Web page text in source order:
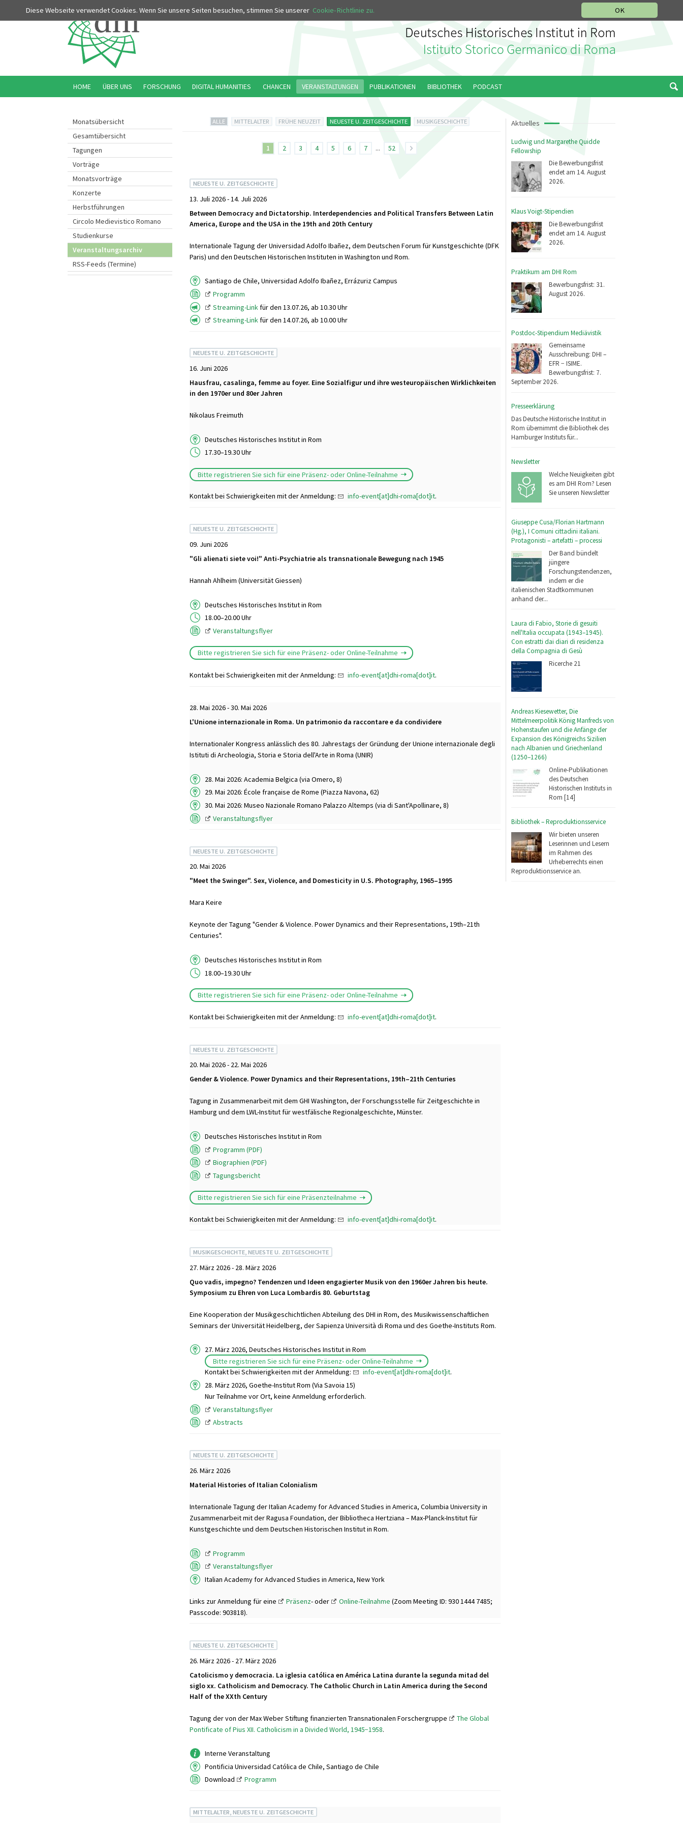
OK
Diese Webseite verwendet Cookies. Wenn Sie unsere Seiten besuchen, stimmen Sie unserer Cookie-Richtlinie zu.
Monatsübersicht
Gesamtübersicht
Tagungen
Vorträge
Monatsvorträge
Konzerte
Herbstführungen
Circolo Medievistico Romano
Studienkurse
Veranstaltungsarchiv
RSS-Feeds (Termine)
Aktuelles
Ludwig und Margarethe Quidde
Fellowship
Die Bewerbungsfrist
endet am 14. August
2026.
Klaus Voigt-Stipendien
Die Bewerbungsfrist
endet am 14. August
2026.
Praktikum am DHI Rom
Bewerbungsfrist: 31.
August 2026.
Postdoc-Stipendium Mediävistik
Gemeinsame
Ausschreibung: DHI –
EFR − ISIME.
Bewerbungsfrist: 7.
September 2026.
Presseerklärung
Das Deutsche Historische Institut in
Rom übernimmt die Bibliothek des
Hamburger Instituts für...
Newsletter
Welche Neuigkeiten gibt
es am DHI Rom? Lesen
Sie unseren Newsletter
Giuseppe Cusa/Florian Hartmann
(Hg.), I Comuni cittadini italiani.
Protagonisti – artefatti – processi
Der Band bündelt
jüngere
Forschungstendenzen,
indem er die
italienischen Stadtkommunen
anhand der...
Laura di Fabio, Storie di gesuiti
nell'Italia occupata (1943–1945).
Con estratti dai diari di residenza
della Compagnia di Gesù
Ricerche 21
Andreas Kiesewetter, Die
Mittelmeerpolitik König Manfreds von
Hohenstaufen und die Anfänge der
Expansion des Königreichs Sizilien
nach Albanien und Griechenland
(1250–1266)
Online-Publikationen
des Deutschen
Historischen Instituts in
Rom [14]
Bibliothek – Reproduktionsservice
Wir bieten unseren
Leserinnen und Lesern
im Rahmen des
Urheberrechts einen
Reproduktionsservice an.
ALLE MITTELALTER FRÜHE NEUZEIT NEUESTE U. ZEITGESCHICHTE MUSIKGESCHICHTE
1 2 3 4 5 6 7 ... 52
NEUESTE U. ZEITGESCHICHTE
13. Juli 2026 - 14. Juli 2026
Between Democracy and Dictatorship. Interdependencies and Political Transfers Between Latin
America, Europe and the USA in the 19th and 20th Century
Internationale Tagung der Universidad Adolfo Ibañez, dem Deutschen Forum für Kunstgeschichte (DFK
Paris) und den Deutschen Historischen Instituten in Washington und Rom.
Santiago de Chile, Universidad Adolfo Ibañez, Errázuriz Campus
Programm
Streaming-Linkfür den 13.07.26, ab 10.30 Uhr
Streaming-Linkfür den 14.07.26, ab 10.00 Uhr
NEUESTE U. ZEITGESCHICHTE
16. Juni 2026
Hausfrau, casalinga, femme au foyer. Eine Sozialfigur und ihre westeuropäischen Wirklichkeiten
in den 1970er und 80er Jahren
Nikolaus Freimuth
Deutsches Historisches Institut in Rom
17.30–19.30 Uhr
Bitte registrieren Sie sich für eine Präsenz- oder Online-Teilnahme
Kontakt bei Schwierigkeiten mit der Anmeldung: info-event[at]dhi-roma[dot]it.
NEUESTE U. ZEITGESCHICHTE
09. Juni 2026
"Gli alienati siete voi!" Anti-Psychiatrie als transnationale Bewegung nach 1945
Hannah Ahlheim (Universität Giessen)
Deutsches Historisches Institut in Rom
18.00–20.00 Uhr
Veranstaltungsflyer
Bitte registrieren Sie sich für eine Präsenz- oder Online-Teilnahme
Kontakt bei Schwierigkeiten mit der Anmeldung: info-event[at]dhi-roma[dot]it.
28. Mai 2026 - 30. Mai 2026
L'Unione internazionale in Roma. Un patrimonio da raccontare e da condividere
Internationaler Kongress anlässlich des 80. Jahrestags der Gründung der Unione internazionale degli
Istituti di Archeologia, Storia e Storia dell'Arte in Roma (UNIR)
28. Mai 2026: Academia Belgica (via Omero, 8)
29. Mai 2026: École française de Rome (Piazza Navona, 62)
30. Mai 2026: Museo Nazionale Romano Palazzo Altemps (via di Sant'Apollinare, 8)
Veranstaltungsflyer
NEUESTE U. ZEITGESCHICHTE
20. Mai 2026
"Meet the Swinger". Sex, Violence, and Domesticity in U.S. Photography, 1965–1995
Mara Keire
Keynote der Tagung "Gender & Violence. Power Dynamics and their Representations, 19th–21th
Centuries".
Deutsches Historisches Institut in Rom
18.00–19.30 Uhr
Bitte registrieren Sie sich für eine Präsenz- oder Online-Teilnahme
Kontakt bei Schwierigkeiten mit der Anmeldung: info-event[at]dhi-roma[dot]it.
NEUESTE U. ZEITGESCHICHTE
20. Mai 2026 - 22. Mai 2026
Gender & Violence. Power Dynamics and their Representations, 19th–21th Centuries
Tagung in Zusammenarbeit mit dem GHI Washington, der Forschungsstelle für Zeitgeschichte in
Hamburg und dem LWL-Institut für westfälische Regionalgeschichte, Münster.
Deutsches Historisches Institut in Rom
Programm (PDF)
Biographien (PDF)
Tagungsbericht
Bitte registrieren Sie sich für eine Präsenzteilnahme
Kontakt bei Schwierigkeiten mit der Anmeldung: info-event[at]dhi-roma[dot]it.
MUSIKGESCHICHTE, NEUESTE U. ZEITGESCHICHTE
27. März 2026 - 28. März 2026
Quo vadis, impegno? Tendenzen und Ideen engagierter Musik von den 1960er Jahren bis heute.
Symposium zu Ehren von Luca Lombardis 80. Geburtstag
Eine Kooperation der Musikgeschichtlichen Abteilung des DHI in Rom, des Musikwissenschaftlichen
Seminars der Universität Heidelberg, der Sapienza Università di Roma und des Goethe-Instituts Rom.
27. März 2026, Deutsches Historisches Institut in Rom
Bitte registrieren Sie sich für eine Präsenz- oder Online-Teilnahme
Kontakt bei Schwierigkeiten mit der Anmeldung:
info-event[at]dhi-roma[dot]it.
28. März 2026, Goethe-Institut Rom (Via Savoia 15)
Nur Teilnahme vor Ort, keine Anmeldung erforderlich.
Veranstaltungsflyer
Abstracts
NEUESTE U. ZEITGESCHICHTE
26. März 2026
Material Histories of Italian Colonialism
Internationale Tagung der Italian Academy for Advanced Studies in America, Columbia University in
Zusammenarbeit mit der Ragusa Foundation, der Bibliotheca Hertziana – Max-Planck-Institut für
Kunstgeschichte und dem Deutschen Historischen Institut in Rom.
Programm
Veranstaltungsflyer
Italian Academy for Advanced Studies in America, New York
Links zur Anmeldung für eine Präsenz- oder Online-Teilnahme (Zoom Meeting ID: 930 1444 7485;
Passcode: 903818).
NEUESTE U. ZEITGESCHICHTE
26. März 2026 - 27. März 2026
Catolicismo y democracia. La iglesia católica en América Latina durante la segunda mitad del
siglo xx. Catholicism and Democracy. The Catholic Church in Latin America during the Second
Half of the XXth Century
Tagung der von der Max Weber Stiftung finanzierten Transnationalen Forschergruppe
The Global
Pontificate of Pius XII. Catholicism in a Divided World, 1945−1958.
Interne Veranstaltung
Pontificia Universidad Católica de Chile, Santiago de Chile
Download
Programm
MITTELALTER, NEUESTE U. ZEITGESCHICHTE
HOME ÜBER UNS FORSCHUNG DIGITAL HUMANITIES CHANCEN VERANSTALTUNGEN PUBLIKATIONEN BIBLIOTHEK PODCAST